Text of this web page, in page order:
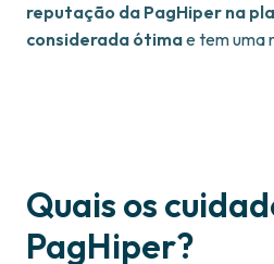
reputação da PagHiper na
considerada ótimae tem uma
Quais os
PagHiper?